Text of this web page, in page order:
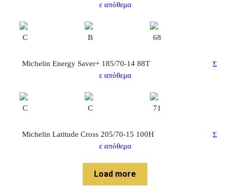
ε απόθεμα
C B 68
Michelin Energy Saver+ 185/70-14 88T
Σ
ε απόθεμα
C C 71
Michelin Latitude Cross 205/70-15 100Η
Σ
ε απόθεμα
Load more